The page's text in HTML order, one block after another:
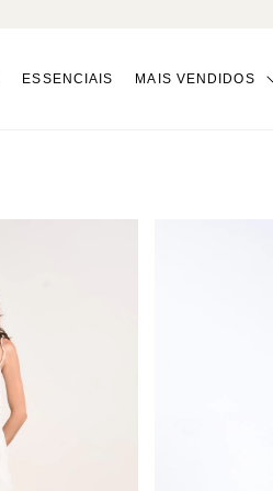
ESSENCIAIS MAIS VENDIDOS